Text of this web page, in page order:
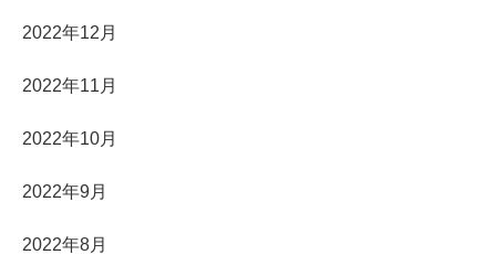
2022年12月
2022年11月
2022年10月
2022年9月
2022年8月